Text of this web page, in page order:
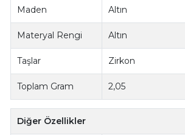
Maden Altın
Materyal Rengi Altın
Taşlar Zirkon
Toplam Gram 2,05
Diğer Özellikler